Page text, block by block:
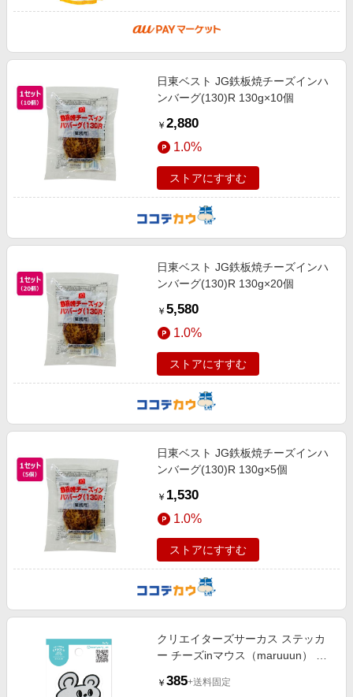
日東ベスト JG鉄板焼チーズインハ
ンバーグ(130)R 130g×10個
￥ 2,880
1.0%
ストアにすすむ
日東ベスト JG鉄板焼チーズインハ
ンバーグ(130)R 130g×20個
￥ 5,580
1.0%
ストアにすすむ
日東ベスト JG鉄板焼チーズインハ
ンバーグ(130)R 130g×5個
￥ 1,530
1.0%
ストアにすすむ
クリエイターズサーカス ステッカ
ー チーズinマウス（maruuun） チ
￥ 385+送料固定